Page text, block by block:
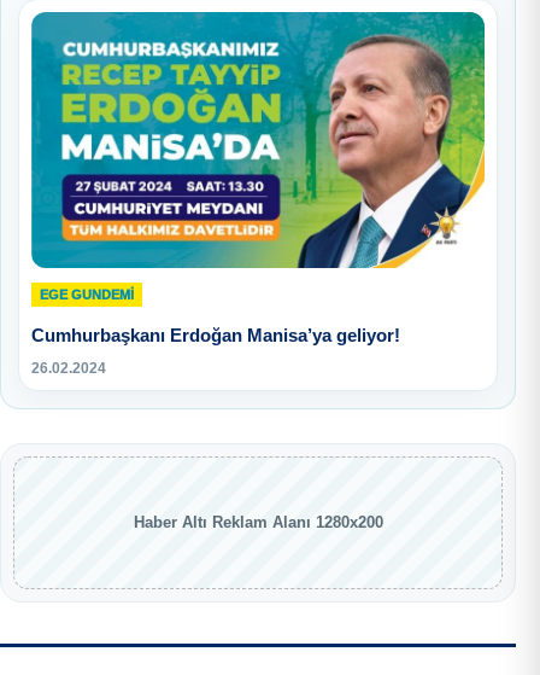
EGE GUNDEMİ
Cumhurbaşkanı Erdoğan Manisa’ya geliyor!
26.02.2024
Haber Altı Reklam Alanı 1280x200